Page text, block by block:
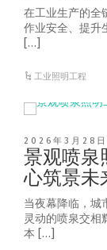
在工业生产的全
作业安全、提升
[…]
工业照明工程
2026年3月28日
景观喷泉
心筑景未
当夜幕降临，城
灵动的喷泉交相
本 […]